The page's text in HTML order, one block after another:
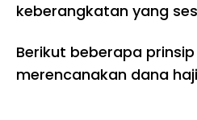
keberangkatan yang
Berikut beberapa
merencanakan dana